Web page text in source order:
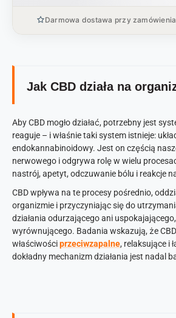
Darmowa dostawa przy
Jak CBD działa na
Aby CBD mogło działać, potrzebny jest
reaguje – i właśnie taki system istnieje:
endokannabinoidowy. Jest on częścią
nerwowego i odgrywa rolę w wielu
nastrój, apetyt, odczuwanie bólu i reakcje
CBD wpływa na te procesy pośrednio,
organizmie i przyczyniając się do
działania odurzającego ani
wyrównującego. Badania wskazują, że
właściwościprzeciwzapalne, relaksujące i
dokładny mechanizm działania jest nadal